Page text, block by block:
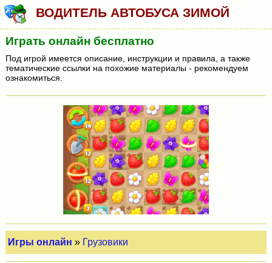
ВОДИТЕЛЬ АВТОБУСА ЗИМОЙ
Играть онлайн бесплатно
Под игрой имеется описание, инструкции и правила, а также
тематические ссылки на похожие материалы - рекомендуем
ознакомиться.
Игры онлайн » Грузовики